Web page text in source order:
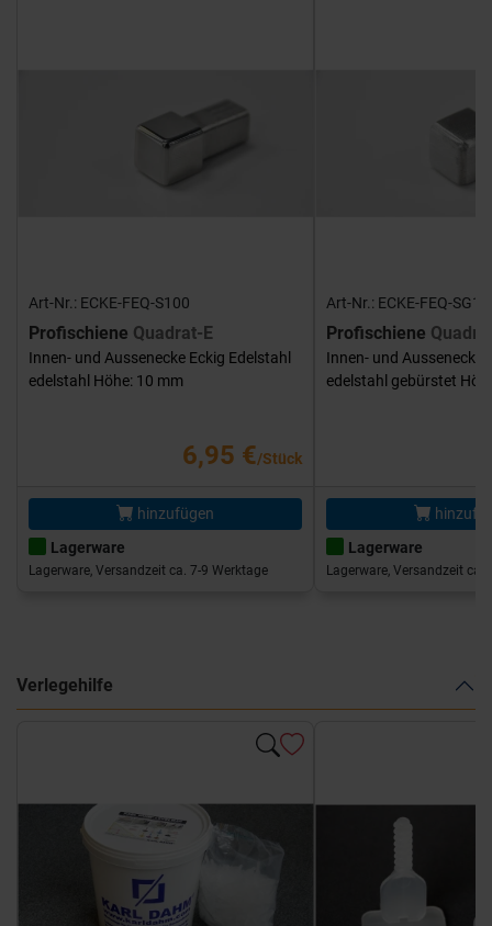
Art-Nr.: ECKE-FEQ-S100
Profischiene Quadrat-E
Innen- und Aussenecke Eckig Edelstahl
edelstahl Höhe: 10 mm
6,95 €/Stück
hinzufügen
Lagerware
Lagerware, Versandzeit ca. 7-9 Werktage
Art-Nr.: ECKE-FEQ-
Profischiene
Innen- und Aussenecke
edelstahl gebürstet
Lagerware
Lagerware, Versandzeit ca.
Verlegehilfe